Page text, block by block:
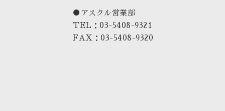
●アスクル営業部
TEL：03-5408-9321
FAX：03-5408-9320